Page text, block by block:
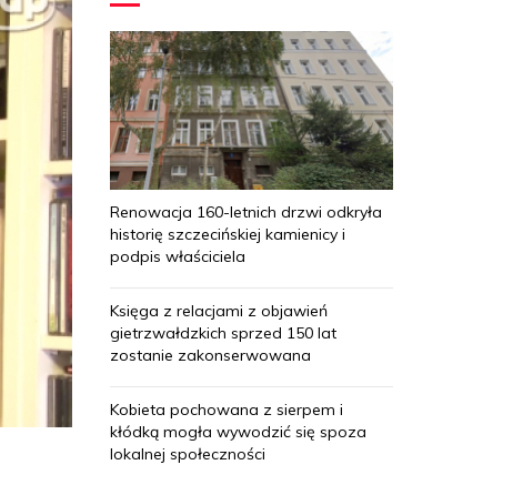
Renowacja 160-letnich drzwi odkryła
historię szczecińskiej kamienicy i
podpis właściciela
Księga z relacjami z objawień
gietrzwałdzkich sprzed 150 lat
zostanie zakonserwowana
Kobieta pochowana z sierpem i
kłódką mogła wywodzić się spoza
lokalnej społeczności